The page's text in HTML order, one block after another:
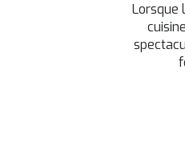
Lorsque